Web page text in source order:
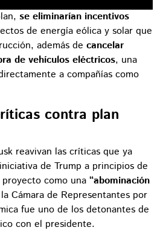
se eliminarían incentivos
de energía eólica y solar que
además de cancelar
de vehículos eléctricos, una
a compañías como
contra plan
reavivan las críticas que ya
de Trump a principios de
como una “abominación
Cámara de Representantes por
fue uno de los detonantes de
con el presidente.